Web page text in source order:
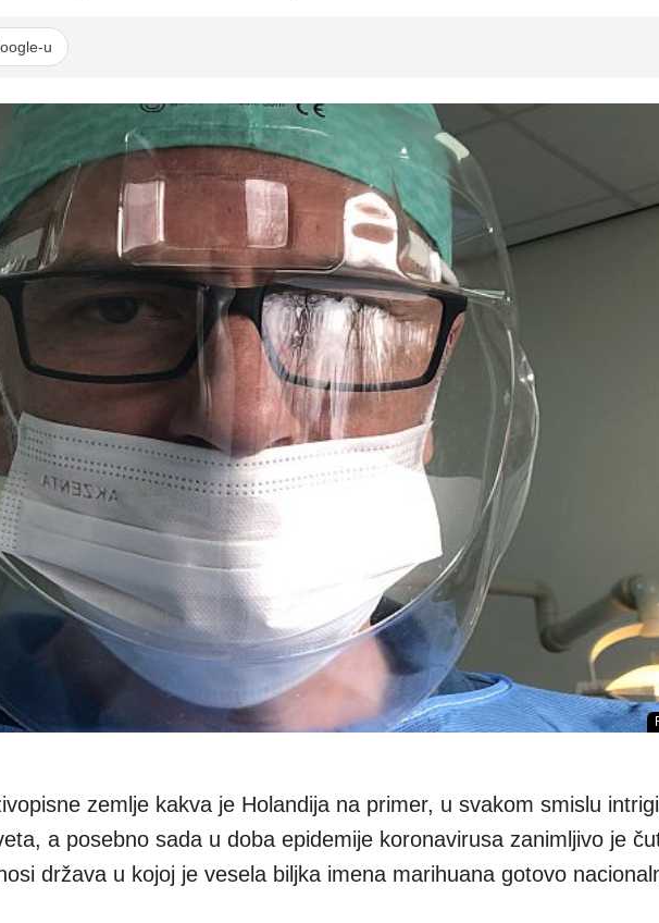
u
zemlje kakva je Holandija na primer, u svakom smislu
a posebno sada u doba epidemije koronavirusa zanimljivo je
država u kojoj je vesela biljka imena marihuana gotovo